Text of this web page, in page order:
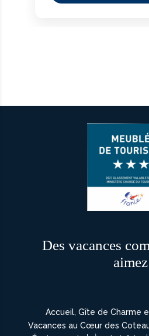
Des vacances
aimez
Accueil, Gîte de Charme
Vacances au Cœur des